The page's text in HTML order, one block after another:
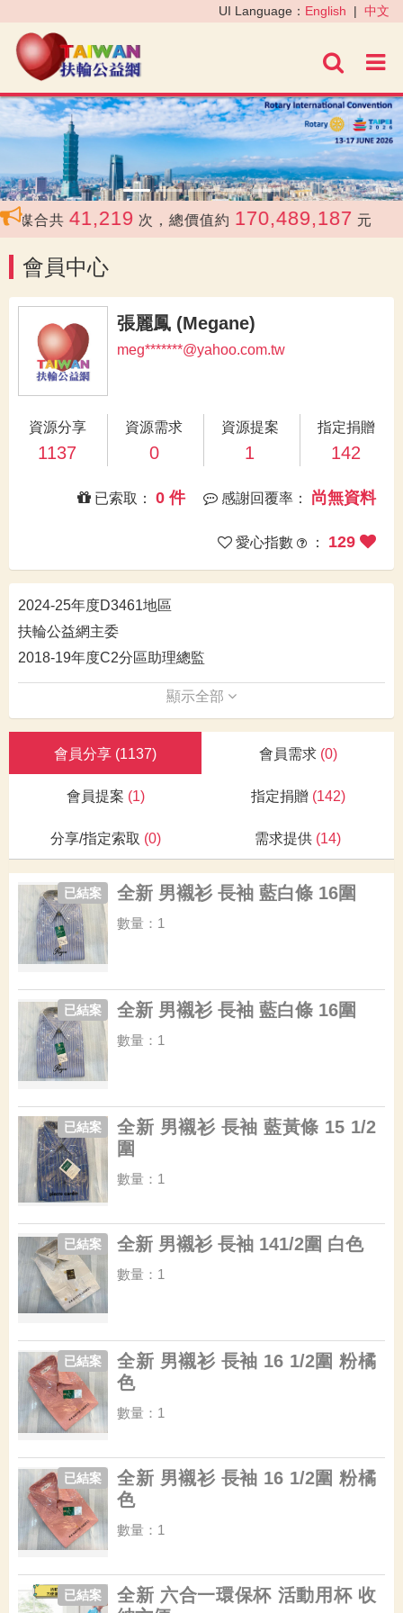
進階
UI Language： English | 中文
‹ ›
合共 41,219 次，總價值約 170,489,187 元
會員中心
張麗鳳 (Megane)
meg*******@yahoo.com.tw
資源分享
1137
資源需求
0
資源提案
1
指定捐贈
142
感謝回覆率： 尚無資料
已索取： 0 件
愛心指數 ： 129
2024-25年度D3461地區
扶輪公益網主委
2018-19年度C2分區助理總監
顯示全部
會員分享 (1137) 會員需求 (0)
會員提案 (1) 指定捐贈 (142)
分享/指定索取 (0) 需求提供 (14)
全新 男襯衫 長袖 藍白條 16圍
已結案
數量：1
全新 男襯衫 長袖 藍白條 16圍
已結案
數量：1
全新 男襯衫 長袖 藍黃條 15 1/2
圍
已結案
數量：1
全新 男襯衫 長袖 141/2圍 白色
已結案
數量：1
全新 男襯衫 長袖 16 1/2圍 粉橘
色
已結案
數量：1
全新 男襯衫 長袖 16 1/2圍 粉橘
色
已結案
數量：1
全新 六合一環保杯 活動用杯 收
已結案